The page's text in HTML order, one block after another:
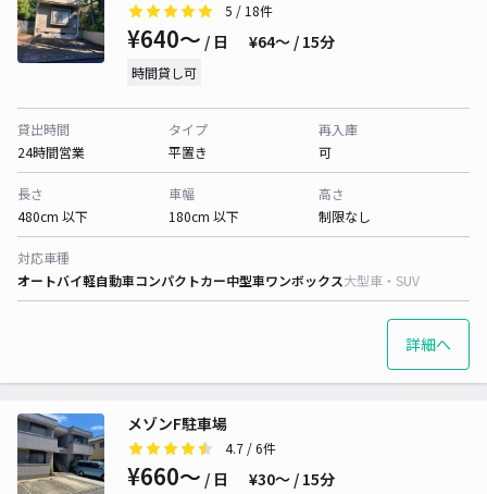
5 / 18件
¥640〜 / 日 ¥64〜 / 15分
時間貸し可
貸出時間
24時間営業
タイプ
平置き
再入庫
可
長さ
480cm 以下
車幅
180cm 以下
高さ
制限なし
対応車種
オートバイ軽自動車コンパクトカー中型車ワンボックス大型車・SUV
詳細へ
メゾンF駐車場
4.7 / 6件
¥660〜 / 日 ¥30〜 / 15分